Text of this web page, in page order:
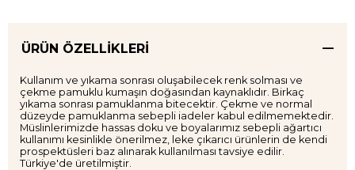
ÜRÜN ÖZELLIKLERI
Kullanım ve yıkama sonrası oluşabilecek renk solması ve
çekme pamuklu kumaşın doğasından kaynaklıdır. Birkaç
yıkama sonrası pamuklanma bitecektir. Çekme ve normal
düzeyde pamuklanma sebepli iadeler kabul edilmemektedir.
Müslinlerimizde hassas doku ve boyalarımız sebepli ağartıcı
kullanımı kesinlikle önerilmez, leke çıkarıcı ürünlerin de kendi
prospektüsleri baz alınarak kullanılması tavsiye edilir.
Türkiye'de üretilmiştir.